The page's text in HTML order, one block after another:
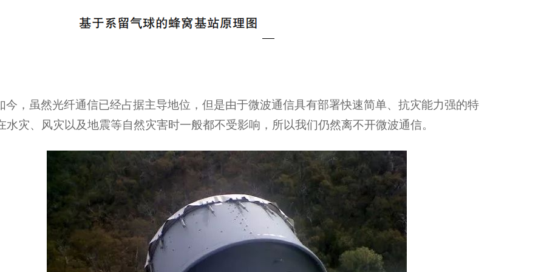
今，虽然光纤通信已经占据主导地位，但是由于微波通信具有部署快速简单、抗灾能力强的特
水灾、风灾以及地震等自然灾害时一般都不受影响，所以我们仍然离不开微波通信。